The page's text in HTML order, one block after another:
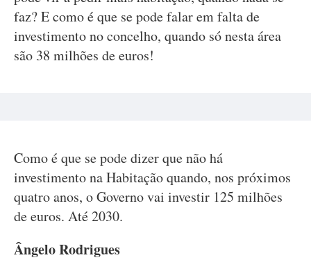
faz? E como é que se pode falar em falta de
investimento no concelho, quando só nesta área
são 38 milhões de euros!
Como é que se pode dizer que não há
investimento na Habitação quando, nos próximos
quatro anos, o Governo vai investir 125 milhões
de euros. Até 2030.
Ângelo Rodrigues